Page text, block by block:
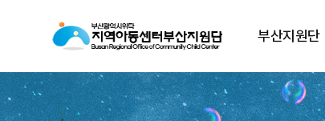
부산지원단